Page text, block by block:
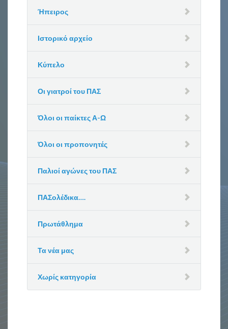
Ήπειρος
Ιστορικό αρχείο
Κύπελο
Οι γιατροί του ΠΑΣ
Όλοι οι παίκτες Α-Ω
Όλοι οι προπονητές
Παλιοί αγώνες του ΠΑΣ
ΠΑΣολέδικα….
Πρωτάθλημα
Τα νέα μας
Χωρίς κατηγορία